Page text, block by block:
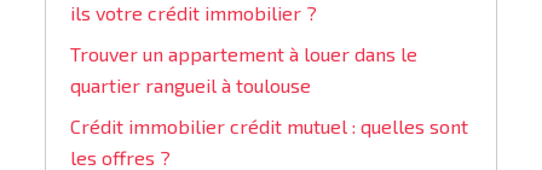
ils votre crédit immobilier ?
Trouver un appartement à louer dans le
quartier rangueil à toulouse
Crédit immobilier crédit mutuel : quelles sont
les offres ?